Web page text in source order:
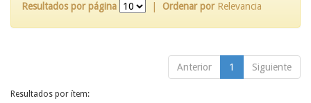
Resultados por página
Ordenar por Relevancia
Anterior 1 Siguiente
Resultados por ítem: